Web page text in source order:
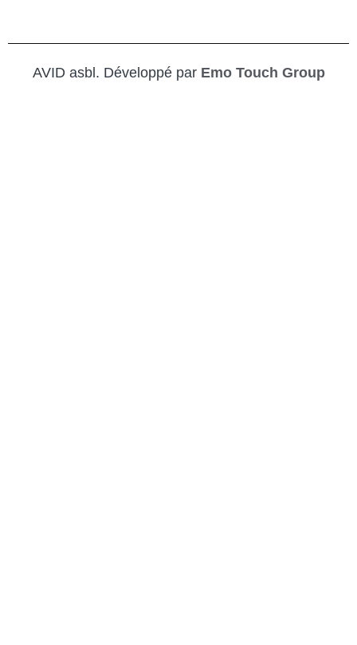
AVID asbl. Développé par Emo Touch Group